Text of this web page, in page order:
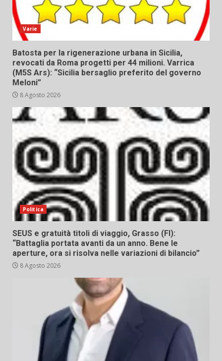
Varie
Batosta per la rigenerazione urbana in Sicilia,
revocati da Roma progetti per 44 milioni. Varrica
(M5S Ars): “Sicilia bersaglio preferito del governo
Meloni”
8 Agosto 2026
Politica
SEUS e gratuità titoli di viaggio, Grasso (FI):
“Battaglia portata avanti da un anno. Bene le
aperture, ora si risolva nelle variazioni di bilancio”
8 Agosto 2026